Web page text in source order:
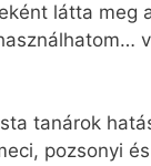
látta meg
tanárok
pozsonyi